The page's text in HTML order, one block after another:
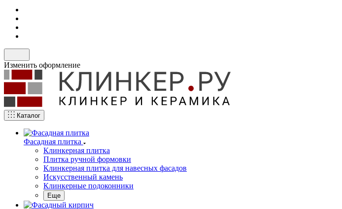
Изменить оформление
Каталог
Фасадная плитка
Клинкерная плитка
Плитка ручной формовки
Клинкерная плитка для навесных фасадов
Искусственный камень
Клинкерные подоконники
Еще